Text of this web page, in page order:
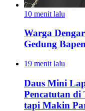
10 menit lalu
Warga
Gedung
19 menit lalu
Daus Mini
Pencatutan
tapi Makin